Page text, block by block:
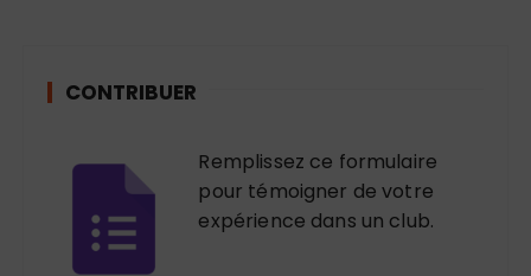
CONTRIBUER
Remplissez ce formulaire
pour témoigner de votre
expérience dans un club.